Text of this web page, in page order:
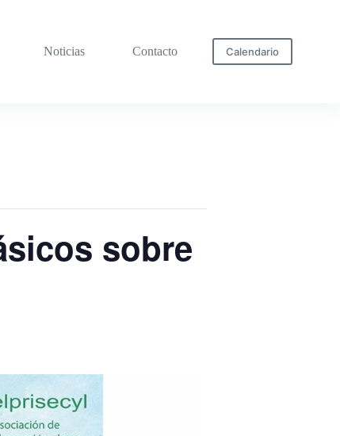
Noticias Contacto Calendario
sobre